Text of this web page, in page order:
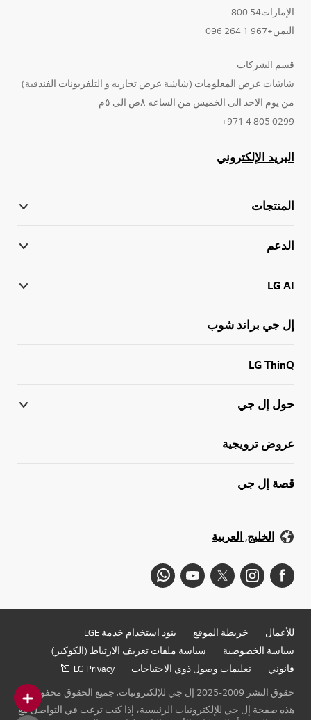
الإمارات54 800
اليمن+967 1 264 096
قسم الشركات
شاشات عرض المعلومات (شاشة عرض تجاريه و التلفزيونات الفندقية)
من يوم الاحد الى الخميس من الساعه ٨ص الى ٥م
0299 805 4 971+
البريد الإلكتروني
المنتجات
الدعم
LG AI
إل جي براند شوب
LG ThinQ
حول إل جي
عروض ترويجية
قصة إل جي
الخليج, العربية
للأعمال خريطة الموقع
بنود استخدام خدمة LGE
سياسة الخصوصية
سياسة ملفات تعريف الارتباط (الكوكيز)
قانوني
تعليمات وصول ذوي الاحتياجات
LG Privacy
حقوق النشر 2009-2025 إل جي للإلكترونيات. جميع الحقوق محفوظة
هذه صفحة إل جي للإلكترونيات الرئيسية، إذا كنت ترغب في التواصل مع